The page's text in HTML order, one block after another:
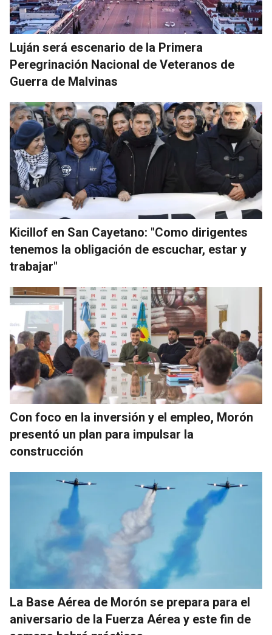
Luján será escenario de la Primera
Peregrinación Nacional de Veteranos de
Guerra de Malvinas
Kicillof en San Cayetano: "Como dirigentes
tenemos la obligación de escuchar, estar y
trabajar"
Con foco en la inversión y el empleo, Morón
presentó un plan para impulsar la
construcción
La Base Aérea de Morón se prepara para el
aniversario de la Fuerza Aérea y este fin de